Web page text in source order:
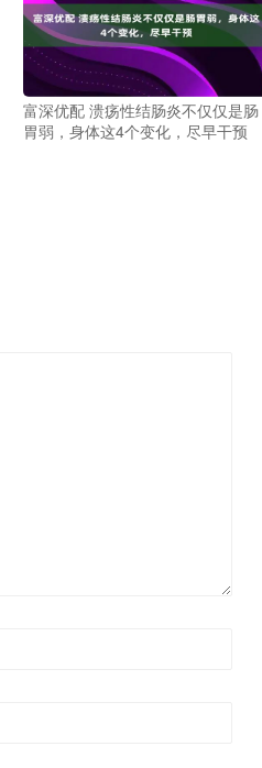
富深优配 溃疡性结肠炎不仅仅是肠
胃弱，身体这4个变化，尽早干预